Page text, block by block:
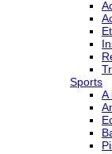
Sports
A